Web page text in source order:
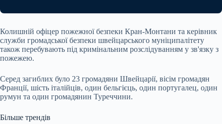
Колишній офіцер пожежної безпеки Кран-Монтани та керівник
служби громадської безпеки швейцарського муніципалітету
також перебувають під кримінальним розслідуванням у зв'язку з
пожежею.
Серед загиблих було 23 громадяни Швейцарії, вісім громадян
Франції, шість італійців, один бельгієць, один португалец, один
румун та один громадянин Туреччини.
Більше трендів